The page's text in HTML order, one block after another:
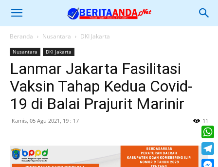
Beranda Nusantara DKI Jakarta
Nusantara DKI Jakarta
Lanmar Jakarta Fasilitasi
Vaksin Tahap Kedua Covid-
19 di Balai Prajurit Marinir
Kamis, 05 Agu 2021, 19 : 17 11